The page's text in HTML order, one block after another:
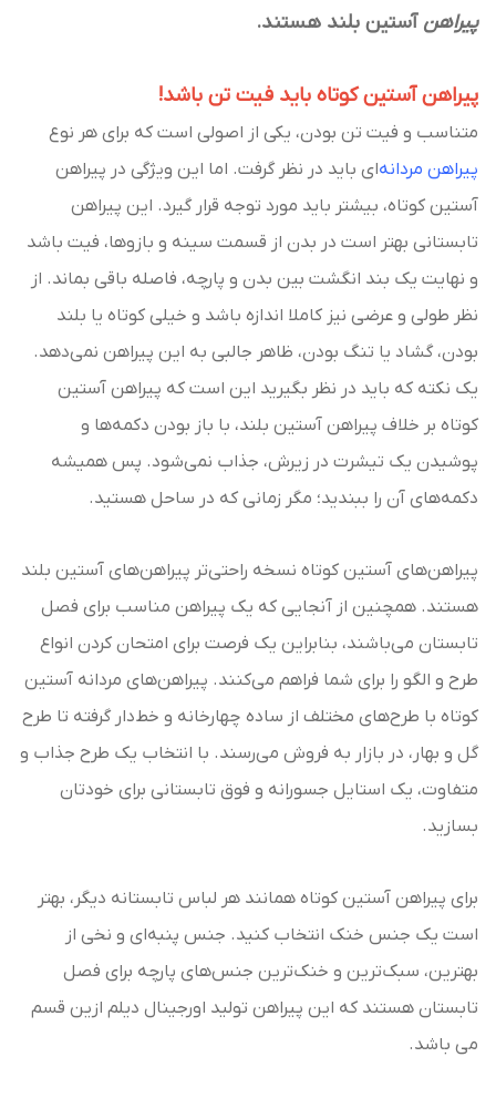
پیراهن آستین بلند هستند.
پیراهن آستین کوتاه باید فیت تن باشد!
متناسب و فیت تن بودن، یکی از اصولی است که برای هر نوع
پیراهن مردانه‌ای باید در نظر گرفت. اما این ویژگی در پیراهن
آستین کوتاه، بیشتر باید مورد توجه قرار گیرد. این پیراهن
تابستانی بهتر است در بدن از قسمت سینه و بازوها، فیت باشد
و نهایت یک بند انگشت بین بدن و پارچه، فاصله باقی بماند. از
نظر طولی و عرضی نیز کاملا اندازه باشد و خیلی کوتاه یا بلند
بودن، گشاد یا تنگ بودن، ظاهر جالبی به این پیراهن نمی‌دهد.
یک نکته که باید در نظر بگیرید این است که پیراهن آستین
کوتاه بر خلاف پیراهن آستین بلند، با باز بودن دکمه‌ها و
پوشیدن یک تیشرت در زیرش، جذاب نمی‌شود. پس همیشه
دکمه‌های آن را ببندید؛ مگر زمانی که در ساحل هستید.
پیراهن‌های آستین کوتاه نسخه راحتی‌تر پیراهن‌های آستین بلند
هستند. همچنین از آنجایی که یک پیراهن مناسب برای فصل
تابستان می‌باشند، بنابراین یک فرصت برای امتحان کردن انواع
طرح و الگو را برای شما فراهم می‌کنند. پیراهن‌های مردانه آستین
کوتاه با طرح‌های مختلف از ساده چهارخانه و خط‌دار گرفته تا طرح
گل و بهار، در بازار به فروش می‌رسند. با انتخاب یک طرح جذاب و
متفاوت، یک استایل جسورانه و فوق تابستانی برای خودتان
بسازید.
برای پیراهن آستین کوتاه همانند هر لباس تابستانه دیگر، بهتر
است یک جنس خنک انتخاب کنید. جنس پنبه‌ای و نخی از
بهترین، سبک‌ترین و خنک‌ترین جنس‌های پارچه برای فصل
تابستان هستند که این پیراهن تولید اورجینال دیلم ازین قسم
می باشد.